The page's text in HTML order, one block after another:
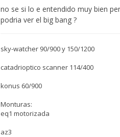
no se si lo e entendido muy bien
podria ver el big bang ?
sky-watcher 90/900 y 150/1200
catadrioptico scanner 114/400
konus 60/900
Monturas:
eq1 motorizada
az3